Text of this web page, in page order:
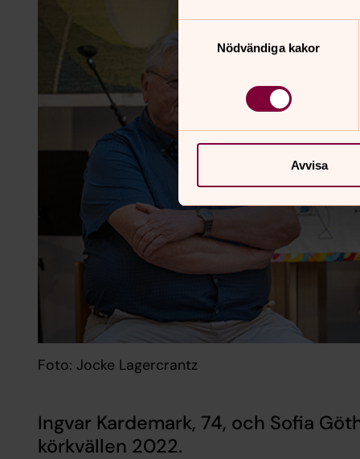
Samtyckesval
Nödvändiga kakor
Avvisa
Foto: Jocke Lagercrantz
Ingvar Kardemark, 74, och Sofia
körkvällen 2022.